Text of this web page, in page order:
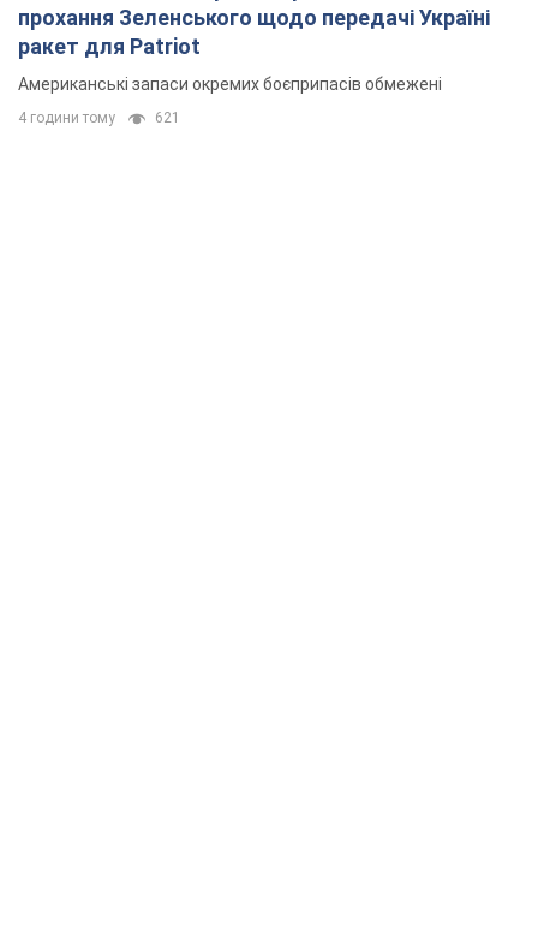
прохання Зеленського щодо передачі Україні
ракет для Patriot
Американські запаси окремих боєприпасів обмежені
4 години тому 621